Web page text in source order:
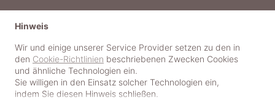
Hinweis
Wir und einige unserer Service Provider setzen zu den in
den Cookie-Richtlinien beschriebenen Zwecken Cookies
und ähnliche Technologien ein.
Sie willigen in den Einsatz solcher Technologien ein,
indem Sie diesen Hinweis schließen.